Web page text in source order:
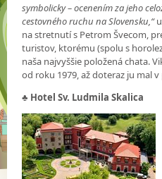
symbolicky – ocenením za jeho
cestovného ruchu na Slovensku,“
na stretnutí s Petrom Švecom,
turistov, ktorému (spolu s
naša najvyššie položená chata.
od roku 1979, až doteraz ju mal
♣ Hotel Sv. Ludmila Skalica